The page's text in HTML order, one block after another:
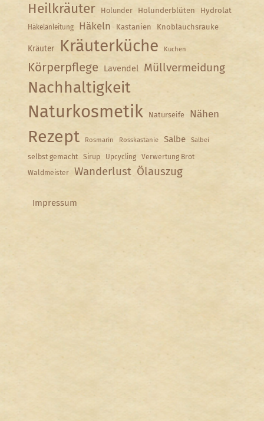
Heilkräuter Holunder Holunderblüten Hydrolat
Häkelanleitung Häkeln Kastanien Knoblauchsrauke
Kräuter Kräuterküche Kuchen
Körperpflege Lavendel Müllvermeidung
Nachhaltigkeit
Naturkosmetik Naturseife Nähen
Rezept Rosmarin Rosskastanie Salbe Salbei
selbst gemacht Sirup Upcycling
Verwertung Brot
Waldmeister
Wanderlust Ölauszug
Impressum